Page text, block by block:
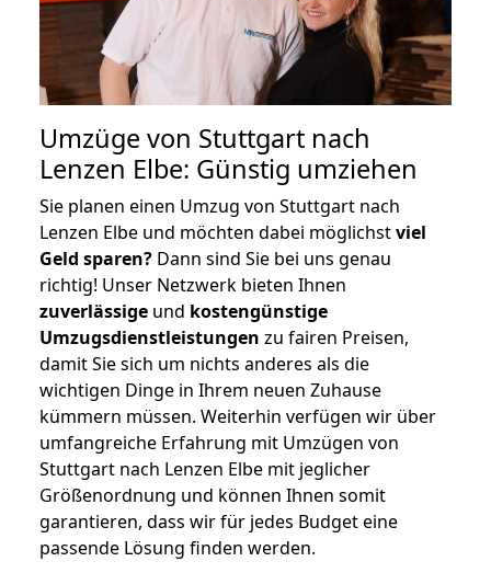
Umzüge von Stuttgart nach
Lenzen Elbe: Günstig umziehen
Sie planen einen Umzug von Stuttgart nach
Lenzen Elbe und möchten dabei möglichstviel
Geld sparen? Dann sind Sie bei uns genau
richtig! Unser Netzwerk bieten Ihnen
zuverlässige und kostengünstige
Umzugsdienstleistungen zu fairen Preisen,
damit Sie sich um nichts anderes als die
wichtigen Dinge in Ihrem neuen Zuhause
kümmern müssen. Weiterhin verfügen wir über
umfangreiche Erfahrung mit Umzügen von
Stuttgart nach Lenzen Elbe mit jeglicher
Größenordnung und können Ihnen somit
garantieren, dass wir für jedes Budget eine
passende Lösung finden werden.